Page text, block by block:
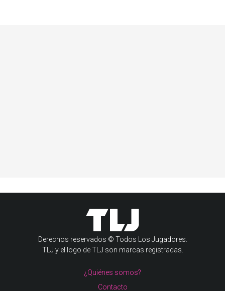
Derechos reservados © Todos Los Jugadores.
TLJ y el logo de TLJ son marcas registradas.
¿Quiénes somos?
Contacto